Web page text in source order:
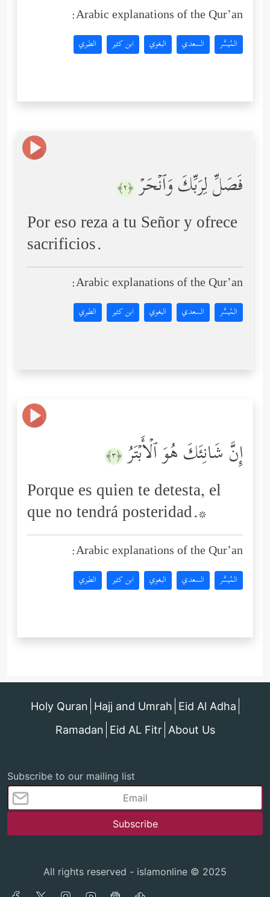
Arabic explanations of the Qur’an:
المُيسَّر السعدي البغوي ابن كثير الطبري
فَصَلِّ لِرَبِّكَ وَٱنۡحَرۡ ﴿٢﴾
Por eso reza a tu Señor y ofrece
sacrificios.
Arabic explanations of the Qur’an:
المُيسَّر السعدي البغوي ابن كثير الطبري
إِنَّ شَانِئَكَ هُوَ ٱلۡأَبۡتَرُ ﴿٣﴾
Porque es quien te detesta, el
que no tendrá posteridad.*
Arabic explanations of the Qur’an:
المُيسَّر السعدي البغوي ابن كثير الطبري
Holy Quran Hajj and Umrah Eid Al Adha
Ramadan Eid AL Fitr About Us
Subscribe to our mailing list
All rights reserved - islamonline © 2025